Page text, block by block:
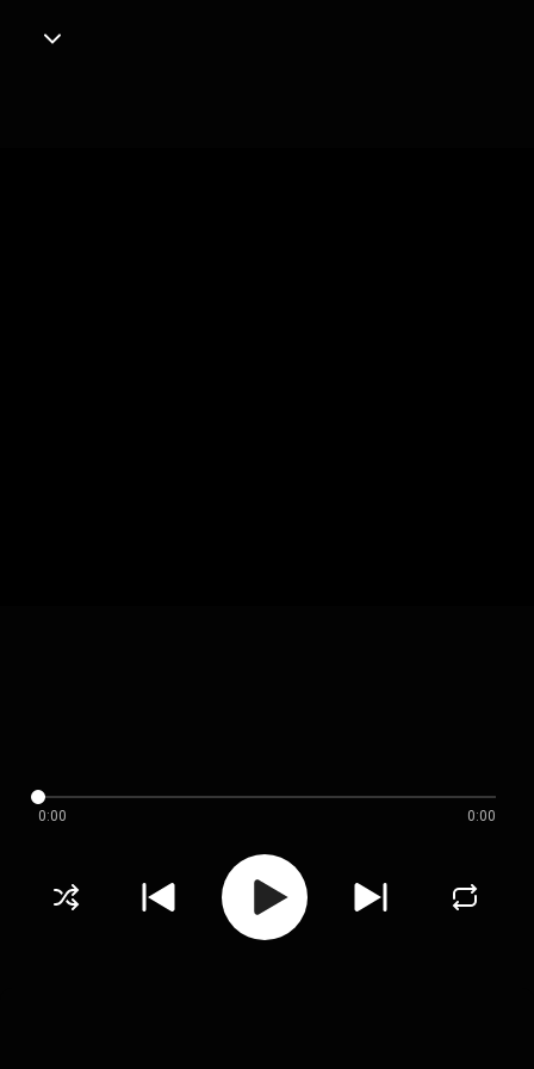
0:00 0:00